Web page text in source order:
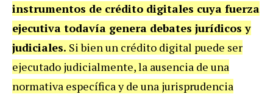
instrumentos de crédito digitales cuya fuerza
ejecutiva todavía genera debates jurídicos y
judiciales. Si bien un crédito digital puede ser
ejecutado judicialmente, la ausencia de una
normativa específica y de una jurisprudencia